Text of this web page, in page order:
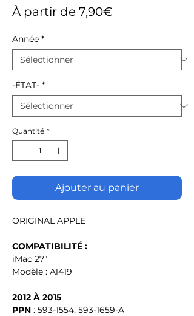
À partir de 7,90€
Année *
-ÉTAT- *
Quantité *
Ajouter au panier
ORIGINAL APPLE
COMPATIBILITÉ :
iMac 27"
Modèle : A1419
2012 À 2015
PPN : 593-1554, 593-1659-A